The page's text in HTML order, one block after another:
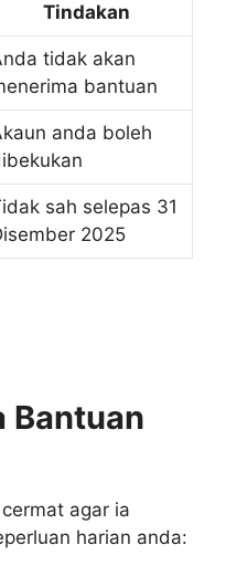
Tindakan
tidak akan
bantuan
anda boleh
sah selepas 31
2025
Bantuan
agar ia
harian anda: